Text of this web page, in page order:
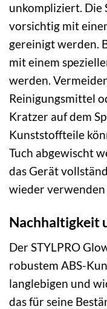
unkompliziert. Die
vorsichtig mit
gereinigt werden.
mit einem
werden.
Reinigungsmittel
Kratzer auf dem
Kunststoffteile
Tuch abgewischt
das Gerät
wieder
Nachhaltigkeit
Der STYLPRO
robustem ABS-
langlebigen und
das für seine